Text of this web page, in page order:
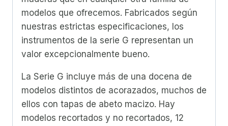
modelos que ofrecemos. Fabricados según
nuestras estrictas especificaciones, los
instrumentos de la serie G representan un
valor excepcionalmente bueno.
La Serie G incluye más de una docena de
modelos distintos de acorazados, muchos de
ellos con tapas de abeto macizo. Hay
modelos recortados y no recortados, 12